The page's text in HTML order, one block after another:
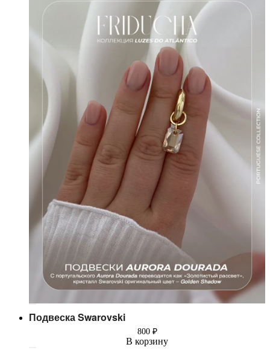
Подвеска Swarovski
800 ₽
В корзину